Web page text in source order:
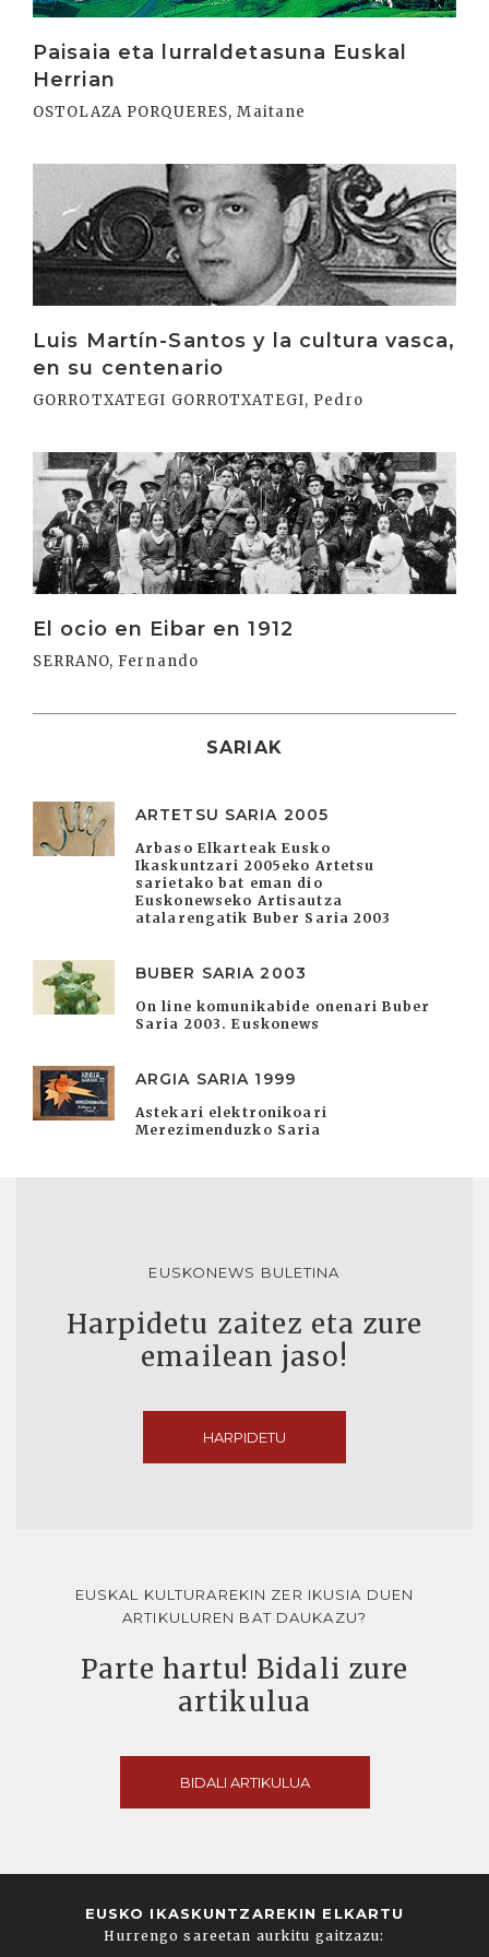
Paisaia eta lurraldetasuna Euskal
Herrian
OSTOLAZA PORQUERES, Maitane
Luis Martín-Santos y la cultura vasca,
en su centenario
GORROTXATEGI GORROTXATEGI, Pedro
El ocio en Eibar en 1912
SERRANO, Fernando
Irakurri
SARIAK
ARTETSU SARIA 2005
Arbaso Elkarteak Eusko
Ikaskuntzari 2005eko Artetsu
sarietako bat eman dio
Euskonewseko Artisautza
atalarengatik Buber Saria 2003
BUBER SARIA 2003
On line komunikabide onenari Buber
Saria 2003. Euskonews
ARGIA SARIA 1999
Astekari elektronikoari
Merezimenduzko Saria
EUSKONEWS BULETINA
Harpidetu zaitez eta zure
emailean jaso!
HARPIDETU
EUSKAL KULTURAREKIN ZER IKUSIA DUEN
ARTIKULUREN BAT DAUKAZU?
Parte hartu! Bidali zure
artikulua
BIDALI ARTIKULUA
EUSKO IKASKUNTZAREKIN ELKARTU
Hurrengo sareetan aurkitu gaitzazu: